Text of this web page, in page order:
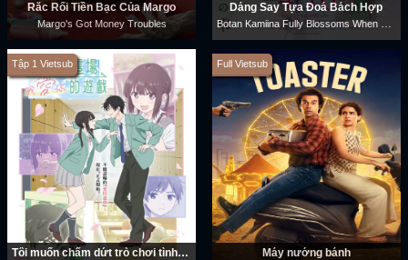
Rắc Rối Tiền Bạc Của Margo
Margo's Got Money Troubles
Dáng Say Tựa Đoá Bách Hợp
Botan Kamiina Fully Blossoms When Drunk
Tập 1 Vietsub
Tôi muốn chấm dứt trò chơi tình yêu này
Full Vietsub
Máy nướng bánh